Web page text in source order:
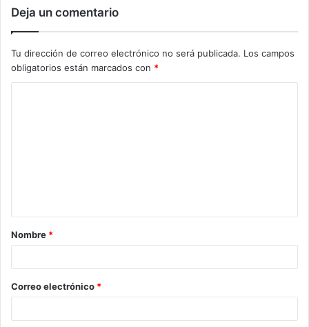
Deja un comentario
Tu dirección de correo electrónico no será publicada. Los campos
obligatorios están marcados con *
Nombre *
Correo electrónico *